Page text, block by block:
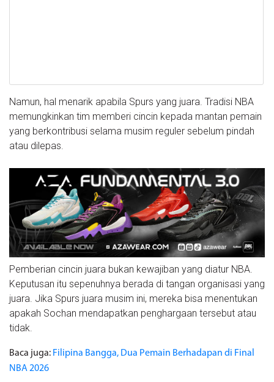
Namun, hal menarik apabila Spurs yang juara. Tradisi NBA
memungkinkan tim memberi cincin kepada mantan pemain
yang berkontribusi selama musim reguler sebelum pindah
atau dilepas.
Pemberian cincin juara bukan kewajiban yang diatur NBA.
Keputusan itu sepenuhnya berada di tangan organisasi yang
juara. Jika Spurs juara musim ini, mereka bisa menentukan
apakah Sochan mendapatkan penghargaan tersebut atau
tidak.
Baca juga: Filipina Bangga, Dua Pemain Berhadapan di Final
NBA 2026